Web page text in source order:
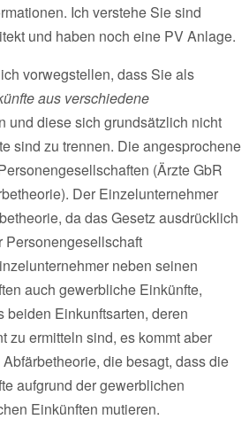
Ich verstehe Sie sind
und haben noch eine PV Anlage.
vorwegstellen, dass Sie als
aus verschiedene
und diese sich grundsätzlich nicht
sind zu trennen. Die angesprochene
(Ärzte GbR
Der Einzelunternehmer
da das Gesetz ausdrücklich
Personengesellschaft
neben seinen
auch gewerbliche Einkünfte,
beiden Einkunftsarten, deren
zu ermitteln sind, es kommt aber
die besagt, dass die
aufgrund der gewerblichen
Einkünften mutieren.